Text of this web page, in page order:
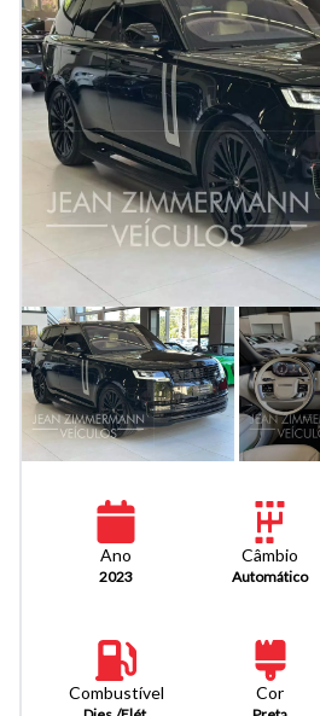
Ano
2023
Câmbio
Automático
Combustível Cor